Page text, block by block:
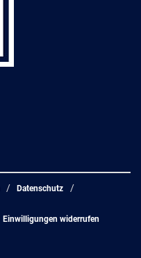
Datenschutz
Einwilligungen widerrufen